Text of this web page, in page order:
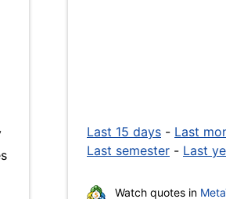
Last 15 days - Last
Last semester - Last
Watch quotes in